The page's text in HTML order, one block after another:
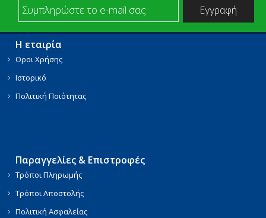
Η εταιρία
Οροι Χρήσης
Ιστορικό
Πολιτική Ποιότητας
Παραγγελίες & Επιστροφές
Τρόποι Πληρωμής
Τρόποι Αποστολής
Πολιτική Ασφαλείας